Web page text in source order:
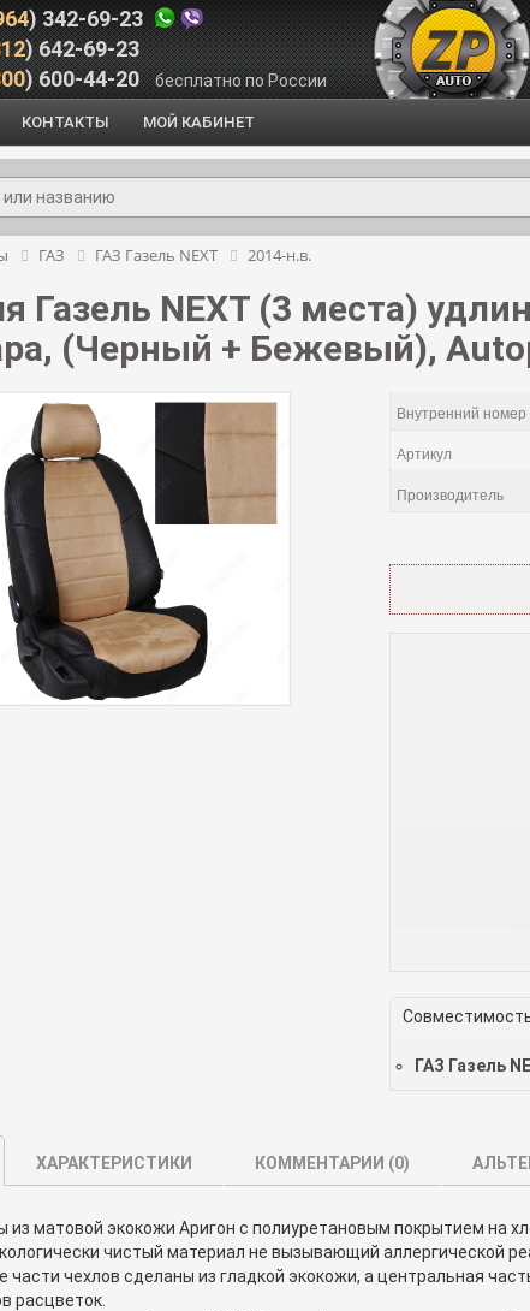
) 342-69-23
) 642-69-23
) 600-44-20 бесплатно по России
КОНТАКТЫ МОЙ КАБИНЕТ
ГАЗ ГАЗ Газель NEXT 2014-н.в.
Газель NEXT (3 места)
(Черный + Бежевый),
Внутренний номер
Артикул
Производитель
ГАЗ Газель
ХАРАКТЕРИСТИКИ КОММЕНТАРИИ (0)
из матовой экокожи Аригон с полиуретановым покрытием на
чистый материал не вызывающий аллергической
части чехлов сделаны из гладкой экокожи, а центральная
расцветок.